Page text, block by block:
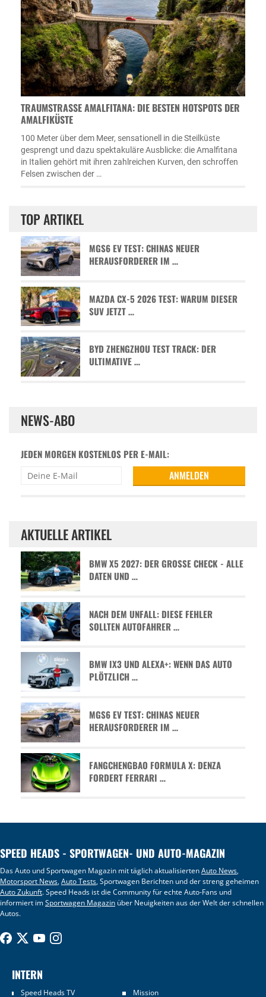
TRAUMSTRASSE AMALFITANA: DIE BESTEN HOTSPOTS DER A
MALFIKÜSTE
100 Meter über dem Meer, sensationell in die Steilküste
gesprengt und dazu spektakuläre Ausblicke: die Amalfitana
in Italien gehört mit ihren zahlreichen Kurven, den schroffen
Felsen zwischen der …
TOP ARTIKEL
MGS6 EV TEST: CHINAS NEUER
HERAUSFORDERER IM …
MAZDA CX-5 2026 TEST: WARUM DIESER
SUV JETZT …
BYD ZHENGZHOU TEST TRACK: DER
ULTIMATIVE …
NEWS-ABO
JEDEN MORGEN KOSTENLOS PER E-MAIL:
AKTUELLE ARTIKEL
BMW X5 2027: DER GROSSE CHECK - ALLE D
ATEN UND …
NACH DEM UNFALL: DIESE FEHLER
SOLLTEN AUTOFAHRER …
BMW IX3 UND ALEXA+: WENN DAS AUTO
PLÖTZLICH …
MGS6 EV TEST: CHINAS NEUER
HERAUSFORDERER IM …
FANGCHENGBAO FORMULA X: DENZA
FORDERT FERRARI …
SPEED HEADS - SPORTWAGEN- UND AUTO-MAGAZIN
Das Auto und Sportwagen Magazin mit täglich aktualisiertenAuto News,
Motorsport News,Auto Tests, Sportwagen Berichten und der streng geheimen
Auto Zukunft. Speed Heads ist die Community für echte Auto-Fans und
informiert imSportwagen Magazin über Neuigkeiten aus der Welt der schnellen
Autos.
INTERN
Speed Heads TV Mission